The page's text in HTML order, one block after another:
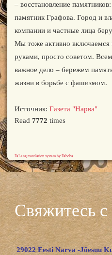
– восстановление
памятник Графова. Город и
компании и частные лица
Мы тоже активно включаемся
руками, просто советом.
важное дело – бережем
жизни в борьбе с фашизмом.
Источник: Газета "Нарва"
Read 7772 times
FaLang translation system by Faboba
Свяжитесь
29022 Eesti Narva -Jõesuu